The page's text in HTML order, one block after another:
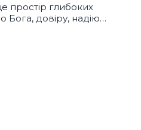
простір глибоких
Бога, довіру, надію